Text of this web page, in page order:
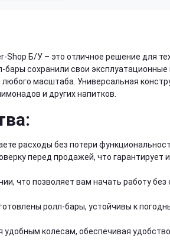
Shop Б/У – это отличное решение для
сохранили свои эксплуатационные
масштаба. Универсальная
и других напитков.
расходы без потери
перед продажей, что гарантирует
что позволяет вам начать работу без
ролл-бары, устойчивы к
колесам, обеспечивая